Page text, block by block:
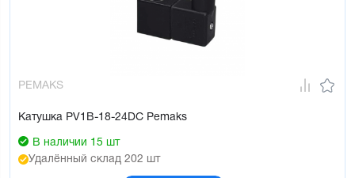
PEMAKS
Катушка PV1B-18-24DC Pemaks
В наличии 15 шт
Удалённый склад 202 шт